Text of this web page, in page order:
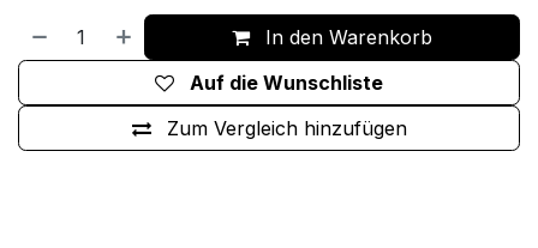
In den Warenkorb
Zum Vergleich hinzufügen
Auf die Wunschliste